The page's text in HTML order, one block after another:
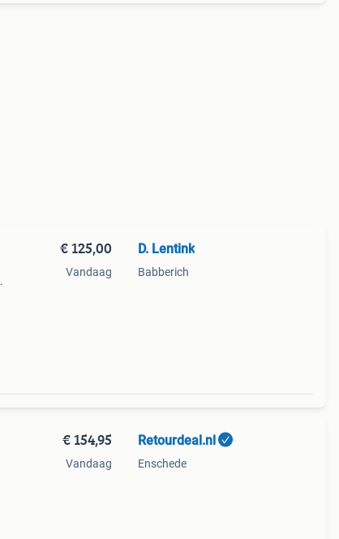
€ 125,00
Vandaag
D. Lentink
Babberich
€ 154,95
Vandaag
Retourdeal.nl
Enschede